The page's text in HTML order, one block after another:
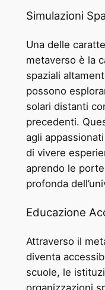
Simulazioni
Una delle
metaverso è la
spaziali
possono
solari distanti
precedenti.
agli
di vivere
aprendo le
profonda
Educazione
Attraverso il
diventa
scuole, le